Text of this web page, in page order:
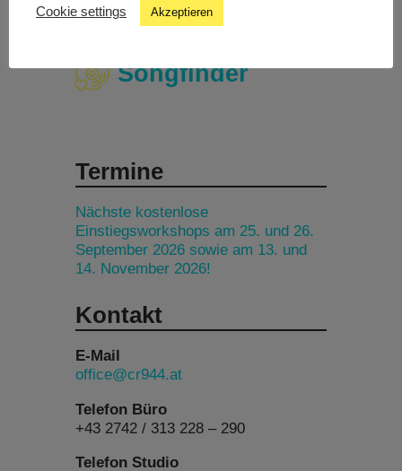
Studiochat
Songfinder
Termine
Nächste kostenlose
Einstiegsworkshops am 25. und 26.
September 2026 sowie am 13. und
14. November 2026!
Kontakt
E-Mail
office@cr944.at
Telefon Büro
+43 2742 / 313 228 – 290
Telefon Studio
Cookie settings Akzeptieren